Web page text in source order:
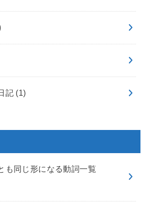
記 (1)
も同じ形になる動詞一覧